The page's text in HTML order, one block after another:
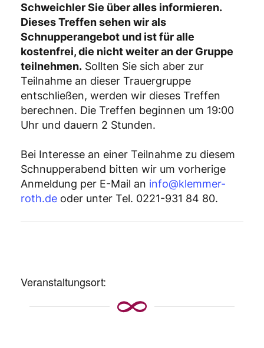
Schweichler Sie über alles informieren.
Dieses Treffen sehen wir als
Schnupperangebot und ist für alle
kostenfrei, die nicht weiter an der Gruppe
teilnehmen. Sollten Sie sich aber zur
Teilnahme an dieser Trauergruppe
entschließen, werden wir dieses Treffen
berechnen. Die Treffen beginnen um 19:00
Uhr und dauern 2 Stunden.
Bei Interesse an einer Teilnahme zu diesem
Schnupperabend bitten wir um vorherige
Anmeldung per E-Mail an info@klemmer-
roth.de oder unter Tel. 0221-931 84 80.
Veranstaltungsort: